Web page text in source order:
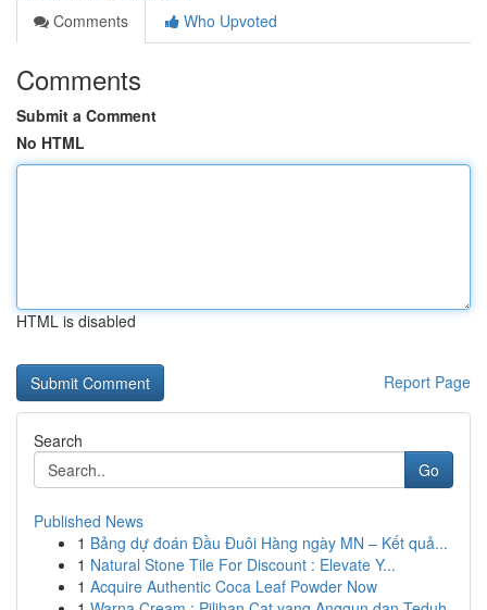
Comments
Who Upvoted
Comments
Submit a Comment
No HTML
HTML is disabled
Report Page
Search
Go
Published News
1 Bảng dự đoán Đầu Đuôi Hàng ngày MN – Kết quả...
1 Natural Stone Tile For Discount : Elevate Y...
1 Acquire Authentic Coca Leaf Powder Now